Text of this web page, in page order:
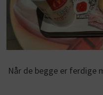
Når de begge er ferdige